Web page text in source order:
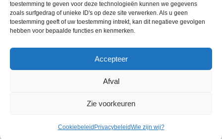
toestemming te geven voor deze technologieën kunnen we gegevens
zoals surfgedrag of unieke ID's op deze site verwerken. Als u geen
toestemming geeft of uw toestemming intrekt, kan dit negatieve gevolgen
hebben voor bepaalde functies en kenmerken.
Accepteer
Afval
Zie voorkeuren
Cookiebeleid PrivacybeleidWie zijn wij?
REGISTREER NU